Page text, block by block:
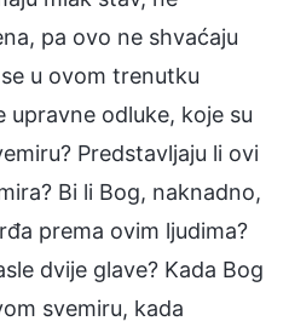
pa ovo ne shvaćaju
u ovom trenutku
upravne odluke, koje su
Predstavljaju li ovi
Bi li Bog, naknadno,
prema ovim ljudima?
dvije glave? Kada Bog
svemiru, kada